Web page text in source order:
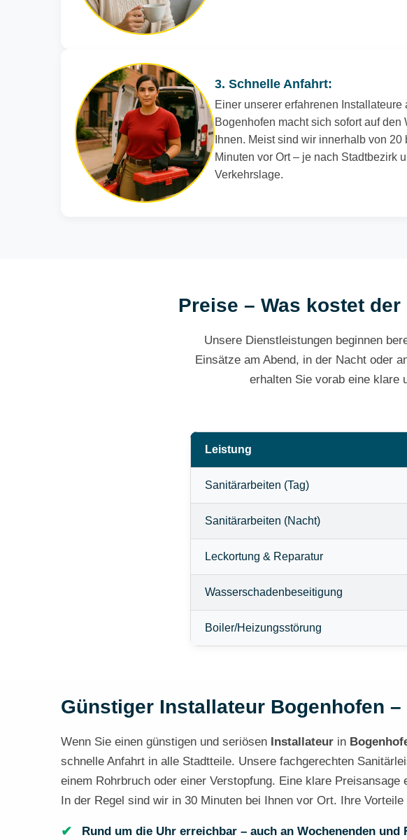
3. Schnelle Anfahrt:
Einer unserer erfahrenen Installateure
Bogenhofen macht sich sofort auf den
Ihnen. Meist sind wir innerhalb von 20
Minuten vor Ort – je nach Stadtbezirk
Verkehrslage.
Preise – Was kostet
Unsere Dienstleistungen beginnen
Einsätze am Abend, in der Nacht oder
erhalten Sie vorab eine klare
Leistung
Sanitärarbeiten (Tag)
Sanitärarbeiten (Nacht)
Leckortung & Reparatur
Wasserschadenbeseitigung
Boiler/Heizungsstörung
Günstiger Installateur Bogenhofen
Wenn Sie einen günstigen und seriösen Installateur in
schnelle Anfahrt in alle Stadtteile. Unsere fachgerechten
einem Rohrbruch oder einer Verstopfung. Eine klare
In der Regel sind wir in 30 Minuten bei Ihnen vor Ort. Ihre
Rund um die Uhr erreichbar – auch an Wochenenden und